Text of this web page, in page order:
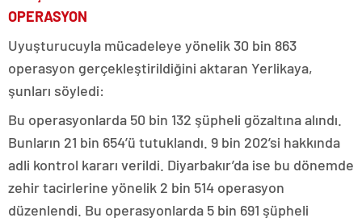
OPERASYON
Uyuşturucuyla mücadeleye yönelik 30 bin 863
operasyon gerçekleştirildiğini aktaran Yerlikaya,
şunları söyledi:
Bu operasyonlarda 50 bin 132 şüpheli gözaltına alındı.
Bunların 21 bin 654’ü tutuklandı. 9 bin 202’si hakkında
adli kontrol kararı verildi. Diyarbakır’da ise bu dönemde
zehir tacirlerine yönelik 2 bin 514 operasyon
düzenlendi. Bu operasyonlarda 5 bin 691 şüpheli